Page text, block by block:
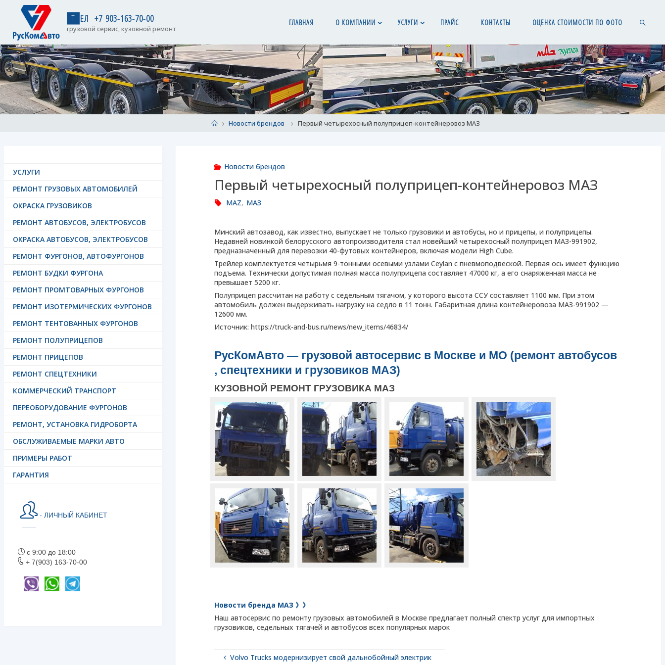
Т ЕЛ +7 903-163-70-00
грузовой сервис, кузовной ремонт
ГЛАВНАЯ О КОМПАНИИ УСЛУГИ ПРАЙС КОНТАКТЫ ОЦЕНКА СТОИМОСТИ ПО ФОТО
SEARCH
HomeНовости брендов Первый четырехосный полуприцеп-контейнеровоз МАЗ
Новости брендов
Первый четырехосный полуприцеп-контейнеровоз МАЗ
MAZ, МАЗ
Минский автозавод, как известно, выпускает не только грузовики и автобусы, но и прицепы, и полуприцепы.
Недавней новинкой белорусского автопроизводителя стал новейший четырехосный полуприцеп МАЗ-991902,
предназначенный для перевозки 40-футовых контейнеров, включая модели High Cube.
Трейлер комплектуется четырьмя 9-тонными осевыми узлами Ceylan с пневмоподвеской. Первая ось имеет функцию
подъема. Технически допустимая полная масса полуприцепа составляет 47000 кг, а его снаряженная масса не
превышает 5200 кг.
Полуприцеп рассчитан на работу с седельным тягачом, у которого высота ССУ составляет 1100 мм. При этом
автомобиль должен выдерживать нагрузку на седло в 11 тонн. Габаритная длина контейнеровоза МАЗ-991902 —
12600 мм.
Источник: https://truck-and-bus.ru/news/new_items/46834/
РусКомАвто — грузовой автосервис в Москве и МО (ремонт автобусов
, спецтехники и грузовиков МАЗ)
КУЗОВНОЙ РЕМОНТ ГРУЗОВИКА МАЗ
Новости бренда МАЗ 》》
Наш автосервис по ремонту грузовых автомобилей в Москве предлагает полный спектр услуг для импортных
грузовиков, седельных тягачей и автобусов всех популярных марок
Volvo Trucks модернизирует свой дальнобойный электрик
УСЛУГИ
РЕМОНТ ГРУЗОВЫХ АВТОМОБИЛЕЙ
ОКРАСКА ГРУЗОВИКОВ
РЕМОНТ АВТОБУСОВ, ЭЛЕКТРОБУСОВ
ОКРАСКА АВТОБУСОВ, ЭЛЕКТРОБУСОВ
РЕМОНТ ФУРГОНОВ, АВТОФУРГОНОВ
РЕМОНТ БУДКИ ФУРГОНА
РЕМОНТ ПРОМТОВАРНЫХ ФУРГОНОВ
РЕМОНТ ИЗОТЕРМИЧЕСКИХ ФУРГОНОВ
РЕМОНТ ТЕНТОВАННЫХ ФУРГОНОВ
РЕМОНТ ПОЛУПРИЦЕПОВ
РЕМОНТ ПРИЦЕПОВ
РЕМОНТ СПЕЦТЕХНИКИ
КОММЕРЧЕСКИЙ ТРАНСПОРТ
ПЕРЕОБОРУДОВАНИЕ ФУРГОНОВ
РЕМОНТ, УСТАНОВКА ГИДРОБОРТА
ОБСЛУЖИВАЕМЫЕ МАРКИ АВТО
ПРИМЕРЫ РАБОТ
ГАРАНТИЯ
- ЛИЧНЫЙ КАБИНЕТ
с 9:00 до 18:00
+ 7(903) 163-70-00